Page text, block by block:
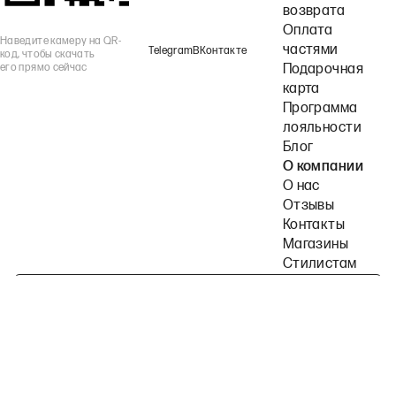
Наведите камеру на QR-
код, чтобы скачать
его прямо сейчас
TelegramВКонтакте
возврата
Оплата
частями
Подарочная
карта
Программа
лояльности
Блог
О компании
О нас
Отзывы
Контакты
Магазины
Стилистам